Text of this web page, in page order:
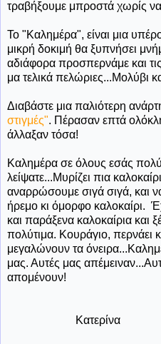
τραβήξουμε μπροστά χωρίς
Το "Καλημέρα", είναι μια
μικρή δοκιμή θα ξυπνήσει
αδιάφορα προσπερνάμε και τις
μα τελικά πελώριες...Μολύβι
Διαβάστε μια παλιότερη
στιγμές". Πέρασαν επτά
άλλαξαν τόσα!
Καλημέρα σε όλους εσάς
λείψατε...Μυρίζει πια
αναρρώσουμε σιγά σιγά, και
ήρεμο κι όμορφο καλοκαίρι.
και παράξενα καλοκαίρια και
πολύτιμα. Κουράγιο, περνάει
μεγαλώνουν τα
μας. Αυτές μας
απομένουν!
Κατερίνα